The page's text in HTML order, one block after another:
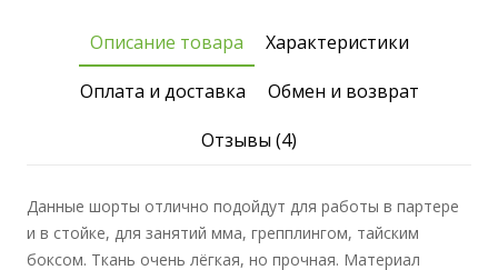
Описание товара
Характеристики
Оплата и доставка
Обмен и возврат
Отзывы (4)
Данные шорты отлично подойдут для работы в партере
и в стойке, для занятий мма, грепплингом, тайским
боксом. Ткань очень лёгкая, но прочная. Материал